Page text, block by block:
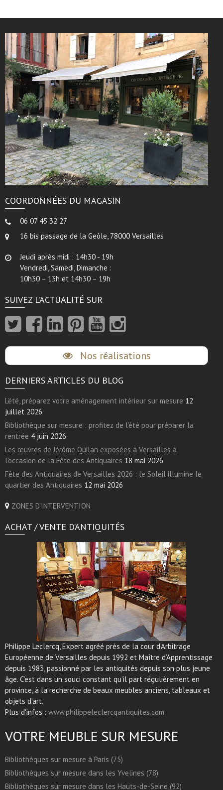
COORDONNÉES DU MAGASIN
06 07 45 32 27
16 bis passage de la Geôle, 78000 Versailles
Jeudi après midi : 14h30 - 19h
Vendredi, Samedi, Dimanche :
10h30 – 13h et 14h30 – 19h
SUIVEZ L’ACTUALITÉ SUR
Nos réalisations
DERNIERS ARTICLES DU BLOG
L’été, préparez votre aménagement intérieur sur mesure 12
juillet 2026
Bibliothèque sur mesure : profitez de l’été pour préparer la
rentrée 4 juin 2026
Les œuvres de Jérôme Quilan exposées à Versailles à
l’occasion de la Fête des Antiquaires 18 mai 2026
Fête des Antiquaires de Versailles 2026 : le Soleil illumine le
quartier des Antiquaires 12 mai 2026
ZONES D'INTERVENTION
ACHAT / VENTE D’ANTIQUITÉS
Philippe Leclercq, Expert agréé près de la cour d’Arbitrage
Européenne de Versailles depuis 1992 et Maître d’Apprentissage
depuis 1983, passionné par les antiquités depuis son plus jeune
âge. C’est dans un souci constant qu’il part régulièrement en
province, à la recherche de beaux meubles anciens, tableaux et
objets d’art.
Plus d'infos : www.philippeleclercqantiquites.com
VOTRE MEUBLE SUR MESURE
Bibliothèques sur mesure à Paris (75)
Bibliothèques sur mesure dans les Yvelines (78)
Bibliothèques sur mesure dans les Hauts-de-Seine (92)